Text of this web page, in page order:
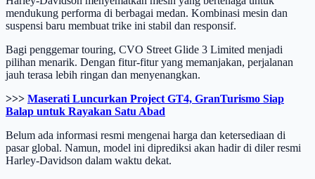
mendukung performa di berbagai medan. Kombinasi mesin dan
suspensi baru membuat trike ini stabil dan responsif.
Bagi penggemar touring, CVO Street Glide 3 Limited menjadi
pilihan menarik. Dengan fitur-fitur yang memanjakan, perjalanan
jauh terasa lebih ringan dan menyenangkan.
>>> Maserati Luncurkan Project GT4, GranTurismo Siap
Balap untuk Rayakan Satu Abad
Belum ada informasi resmi mengenai harga dan ketersediaan di
pasar global. Namun, model ini diprediksi akan hadir di diler resmi
Harley-Davidson dalam waktu dekat.